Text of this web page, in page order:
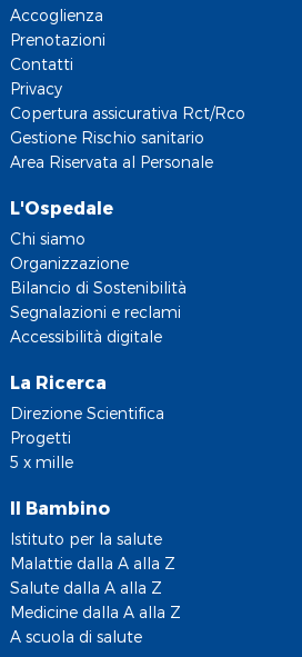
Accoglienza
Prenotazioni
Contatti
Privacy
Copertura assicurativa Rct/Rco
Gestione Rischio sanitario
Area Riservata al Personale
L'Ospedale
Chi siamo
Organizzazione
Bilancio di Sostenibilità
Segnalazioni e reclami
Accessibilità digitale
La Ricerca
Direzione Scientifica
Progetti
5 x mille
Il Bambino
Istituto per la salute
Malattie dalla A alla Z
Salute dalla A alla Z
Medicine dalla A alla Z
A scuola di salute